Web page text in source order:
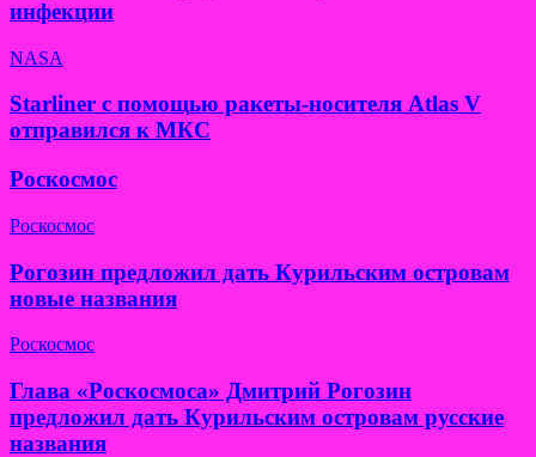
инфекции
NASA
Starliner с помощью ракеты-носителя Atlas V
отправился к МКС
Роскосмос
Роскосмос
Рогозин предложил дать Курильским островам
новые названия
Роскосмос
Глава «Роскосмоса» Дмитрий Рогозин
предложил дать Курильским островам русские
названия